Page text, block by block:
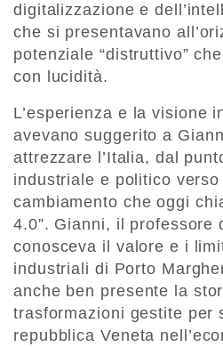
digitalizzazione e
che si presentavano
potenziale “distruttivo”
con lucidità.
L’esperienza e la visione
avevano suggerito a
attrezzare l’Italia, dal
industriale e politico
cambiamento che oggi
4.0”. Gianni, il professore
conosceva il valore e i
industriali di Porto
anche ben presente la
trasformazioni gestite per
repubblica Veneta